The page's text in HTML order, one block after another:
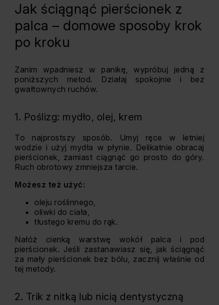
Jak ściągnąć pierścionek z
palca – domowe sposoby krok
po kroku
Zanim wpadniesz w panikę, wypróbuj jedną z
poniższych metod. Działaj spokojnie i bez
gwałtownych ruchów.
1. Poślizg: mydło, olej, krem
To najprostszy sposób. Umyj ręce w letniej
wodzie i użyj mydła w płynie. Delikatnie obracaj
pierścionek, zamiast ciągnąć go prosto do góry.
Ruch obrotowy zmniejsza tarcie.
Możesz też użyć:
oleju roślinnego,
oliwki do ciała,
tłustego kremu do rąk.
Nałóż cienką warstwę wokół palca i pod
pierścionek. Jeśli zastanawiasz się, jak ściągnąć
za mały pierścionek bez bólu, zacznij właśnie od
tej metody.
2. Trik z nitką lub nicią dentystyczną